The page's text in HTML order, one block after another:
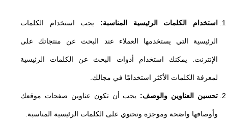
استخدام الكلمات الرئيسية المناسبة: يجب استخدام الكلمات
الرئيسية التي يستخدمها العملاء عند البحث عن منتجاتك على
الإنترنت. يمكنك استخدام أدوات البحث عن الكلمات الرئيسية
لمعرفة الكلمات الأكثر استخدامًا في مجالك.
تحسين العناوين والوصف: يجب أن تكون عناوين صفحات موقعك
وأوصافها واضحة وموجزة وتحتوي على الكلمات الرئيسية المناسبة.